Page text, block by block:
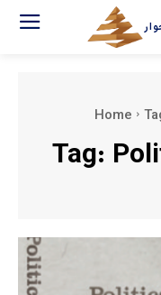
Home
Tag: